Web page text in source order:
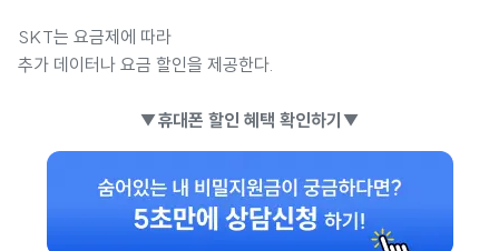
SKT는 요금제에 따라
추가 데이터나 요금 할인을 제공한다.
▼휴대폰 할인 혜택 확인하기▼